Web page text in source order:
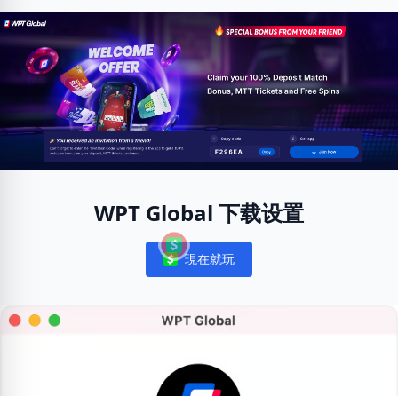
WPT Global 下载设置
Notifications
現在就玩